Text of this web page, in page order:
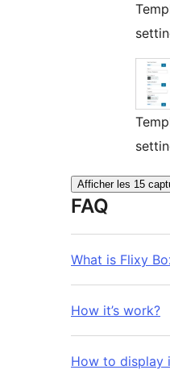
Afficher les 15
FAQ
What is Flixy
How it’s work?
How to display